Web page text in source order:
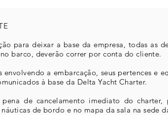
para deixar a base da empresa, todas as
barco, deverão correr por conta do cliente.
envolvendo a embarcação, seus pertences e
à base da Delta Yacht Charter.
de cancelamento imediato do charter,
de bordo e no mapa da sala na sede